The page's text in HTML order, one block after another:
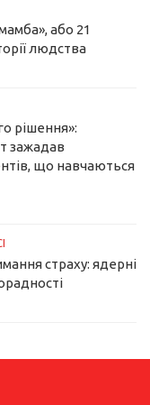
або 21
людства
рішення»:
зажадав
що навчаються
страху: ядерні